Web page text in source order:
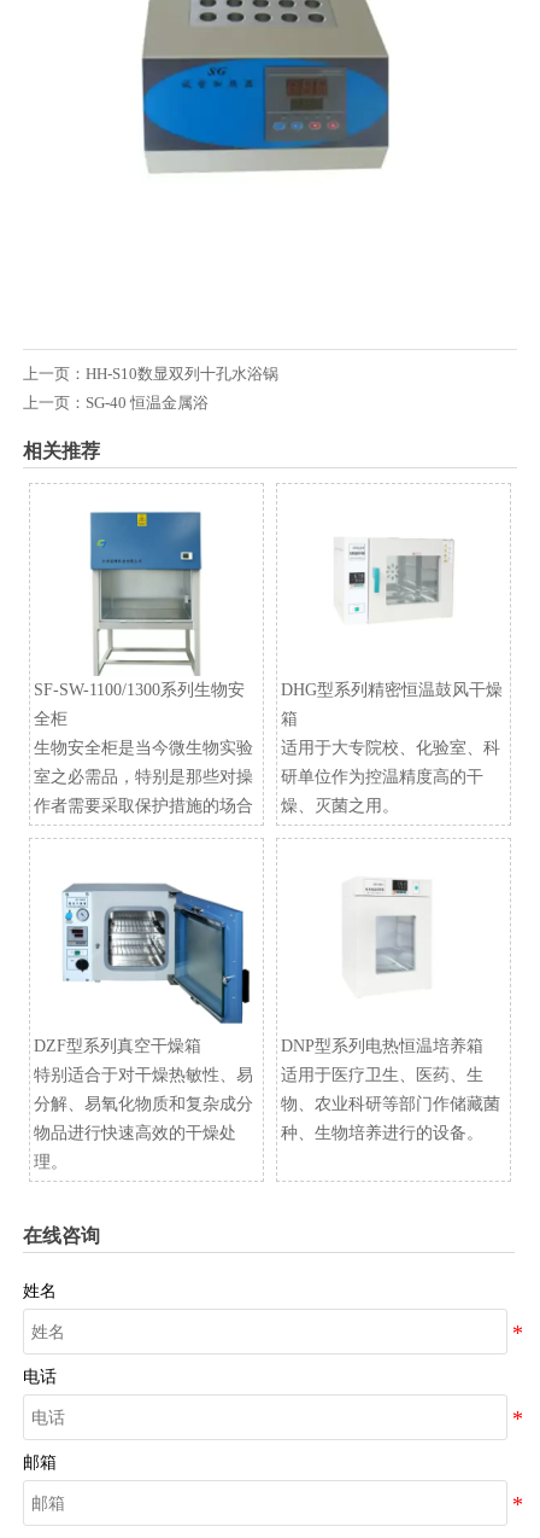
上一页： HH-S10数显双列十孔水浴锅
上一页： SG-40 恒温金属浴
相关推荐
SF-SW-1100/1300系列生物安
全柜
生物安全柜是当今微生物实验
室之必需品，特别是那些对操
作者需要采取保护措施的场合
DHG型系列精密恒温鼓风干燥
箱
适用于大专院校、化验室、科
研单位作为控温精度高的干
燥、灭菌之用。
DZF型系列真空干燥箱
特别适合于对干燥热敏性、易
分解、易氧化物质和复杂成分
物品进行快速高效的干燥处
理。
​DNP型系列电热恒温培养箱
适用于医疗卫生、医药、生
物、农业科研等部门作储藏菌
种、生物培养进行的设备。
在线咨询
姓名
电话
邮箱